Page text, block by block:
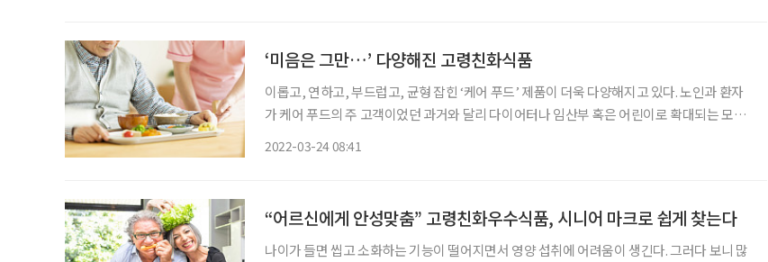
‘미음은 그만…’ 다양해진 고령친화식품
이롭고, 연하고, 부드럽고, 균형 잡힌 ‘케어 푸드’ 제품이 더욱 다양해지고 있다. 노인과 환자
가 케어 푸드의 주 고객이었던 과거와 달리 다이어터나 임산부 혹은 어린이로 확대되는 모양
2022-03-24 08:41
“어르신에게 안성맞춤” 고령친화우수식품, 시니어 마크로 쉽게 찾는다
나이가 들면 씹고 소화하는 기능이 떨어지면서 영양 섭취에 어려움이 생긴다. 그러다 보니 많